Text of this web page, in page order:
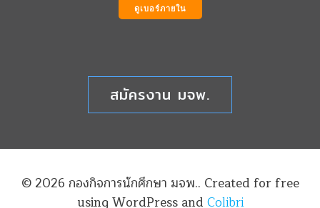
ดูเบอร์ภายใน
สมัครงาน มจพ.
© 2026 กองกิจการนักศึกษา มจพ.. Created for free
using WordPress and Colibri